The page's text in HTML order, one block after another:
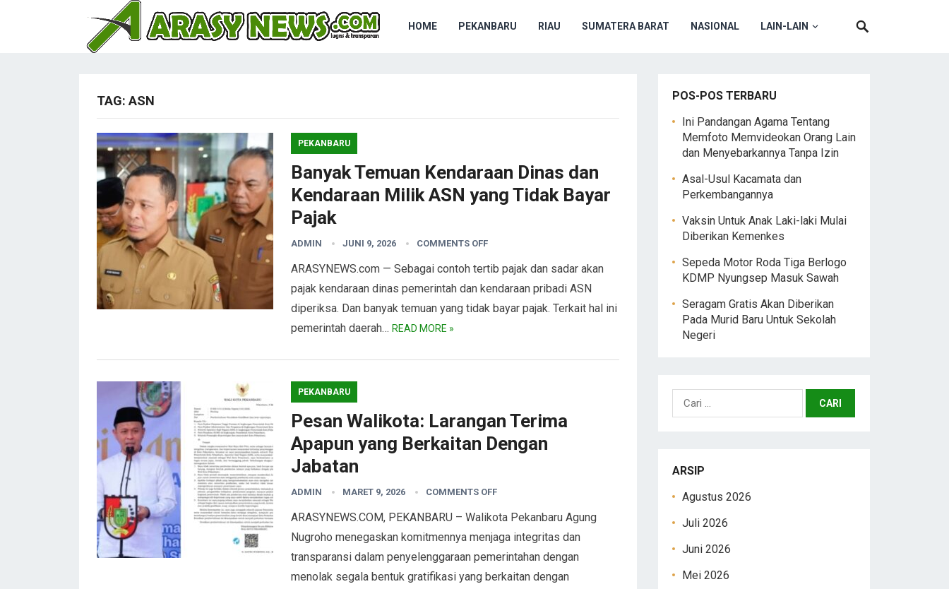
HOME PEKANBARU RIAU SUMATERA BARAT NASIONAL LAIN-LAIN
TAG: ASN
PEKANBARU
Banyak Temuan Kendaraan Dinas dan
Kendaraan Milik ASN yang Tidak Bayar
Pajak
ADMIN JUNI 9, 2026 COMMENTS OFF
ARASYNEWS.com — Sebagai contoh tertib pajak dan sadar akan
pajak kendaraan dinas pemerintah dan kendaraan pribadi ASN
diperiksa. Dan banyak temuan yang tidak bayar pajak. Terkait hal ini
pemerintah daerah… READ MORE »
PEKANBARU
Pesan Walikota: Larangan Terima
Apapun yang Berkaitan Dengan
Jabatan
ADMIN MARET 9, 2026 COMMENTS OFF
ARASYNEWS.COM, PEKANBARU – Walikota Pekanbaru Agung
Nugroho menegaskan komitmennya menjaga integritas dan
transparansi dalam penyelenggaraan pemerintahan dengan
menolak segala bentuk gratifikasi yang berkaitan dengan
POS-POS TERBARU
Ini Pandangan Agama Tentang
Memfoto Memvideokan Orang Lain
dan Menyebarkannya Tanpa Izin
Asal-Usul Kacamata dan
Perkembangannya
Vaksin Untuk Anak Laki-laki Mulai
Diberikan Kemenkes
Sepeda Motor Roda Tiga Berlogo
KDMP Nyungsep Masuk Sawah
Seragam Gratis Akan Diberikan
Pada Murid Baru Untuk Sekolah
Negeri
Cari
untuk:
ARSIP
Agustus 2026
Juli 2026
Juni 2026
Mei 2026